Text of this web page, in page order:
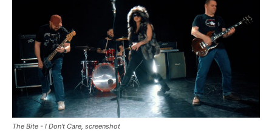
The Bite - I Don't Care, screenshot